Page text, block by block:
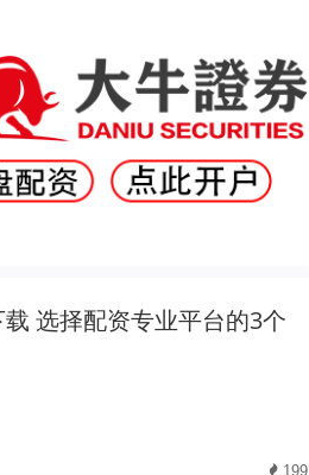
选择配资专业平台的3个
199